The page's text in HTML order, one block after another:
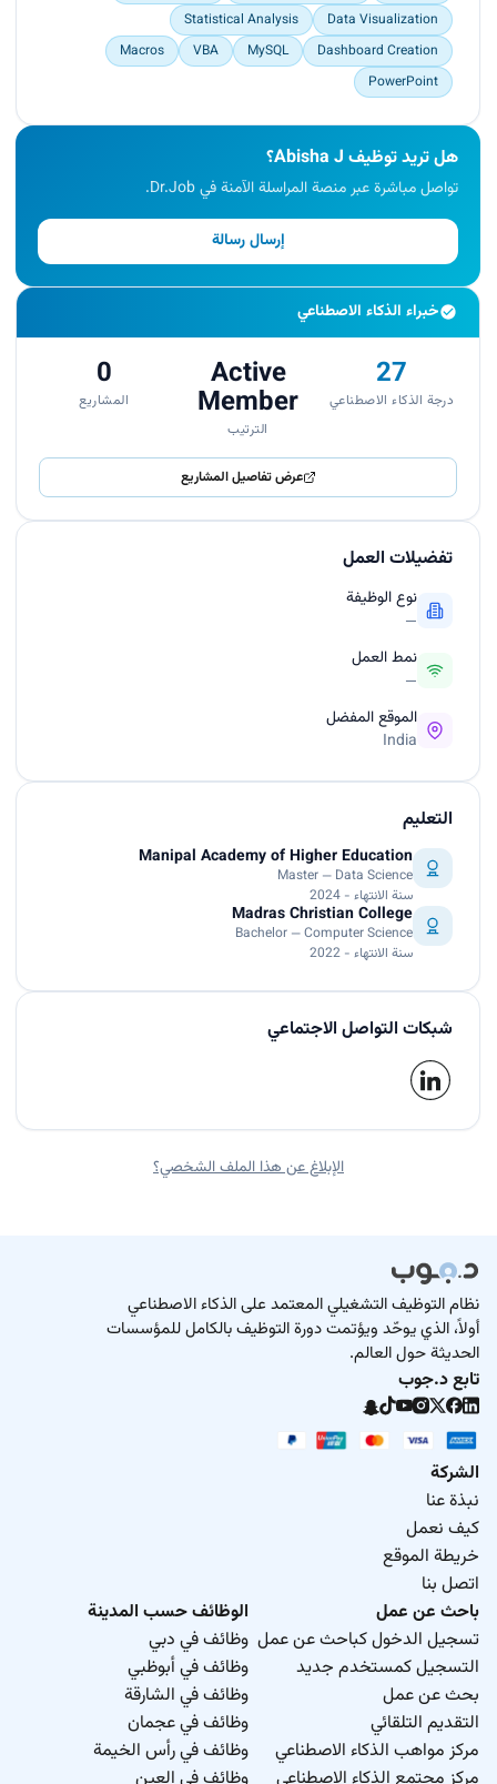
Data Visualization
Statistical Analysis
Dashboard Creation
MySQL
VBA
Macros
PowerPoint
هل تريد توظيف Abisha J؟
تواصل مباشرة عبر منصة المراسلة الآمنة في Dr.Job.
إرسال رسالة
خبراء الذكاء الاصطناعي
27
درجة الذكاء الاصطناعي
Active
Member
الترتيب
0
المشاريع
عرض تفاصيل المشاريع
تفضيلات العمل
نوع الوظيفة
—
نمط العمل
—
الموقع المفضل
India
التعليم
Manipal Academy of Higher Education
Master — Data Science
سنة الانتهاء - 2024
Madras Christian College
Bachelor — Computer Science
سنة الانتهاء - 2022
شبكات التواصل الاجتماعي
الإبلاغ عن هذا الملف الشخصي؟
نظام التوظيف التشغيلي المعتمد على الذكاء الاصطناعي
أولاً، الذي يوحّد ويؤتمت دورة التوظيف بالكامل للمؤسسات
الحديثة حول العالم.
تابع د.جوب
الشركة
نبذة عنا
كيف نعمل
خريطة الموقع
اتصل بنا
باحث عن عمل
تسجيل الدخول كباحث عن عمل
التسجيل كمستخدم جديد
بحث عن عمل
التقديم التلقائي
مركز مواهب الذكاء الاصطناعي
الوظائف حسب المدينة
وظائف في دبي
وظائف في أبوظبي
وظائف في الشارقة
وظائف في عجمان
وظائف في رأس الخيمة